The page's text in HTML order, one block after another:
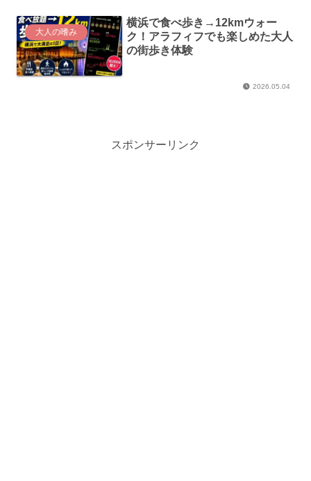
大人の嗜み
横浜で食べ歩き→12kmウォー
ク！アラフィフでも楽しめた大人
の街歩き体験
2026.05.04
スポンサーリンク